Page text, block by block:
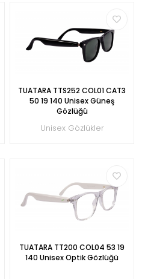
TUATARA TTS252 COL01 CAT3
50 19 140 Unisex Güneş
Gözlüğü
Unisex Gözlükler
TUATARA TT200 COL04 53 19
140 Unisex Optik Gözlüğü